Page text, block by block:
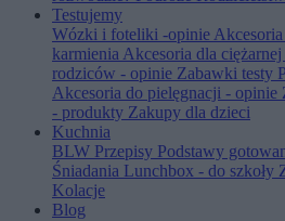
Testujemy
Wózki i foteliki -opinie
karmieniaAkcesoria dla
rodziców - opinie Zabawki testy
Akcesoria do pielęgnacji - opinie
- produkty Zakupy dla dzieci
Kuchnia
BLW Przepisy Podstawy
Śniadania Lunchbox - do szkoły
Kolacje
Blog